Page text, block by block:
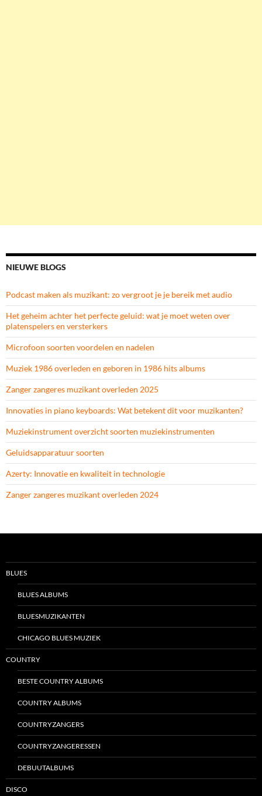
NIEUWE BLOGS
Podcast maken als muzikant: zo vergroot je je bereik met audio
Het geheim achter het perfecte geluid: wat je moet weten over
platenspelers en versterkers
Microfoon soorten voordelen en nadelen
Muziek 1986 overleden en geboren in 1986 hits albums
Zanger zangeres muzikant overleden 2025
Innovaties in piano keyboards: Wat betekent dit voor muzikanten?
Muziekinstrument overzicht soorten muziekinstrumenten
Geluidsapparatuur soorten
Azerty: Innovatie en kwaliteit in technologie
Zanger zangeres muzikant overleden 2024
BLUES
BLUES ALBUMS
BLUESMUZIKANTEN
CHICAGO BLUES MUZIEK
COUNTRY
BESTE COUNTRY ALBUMS
COUNTRY ALBUMS
COUNTRYZANGERS
COUNTRYZANGERESSEN
DEBUUTALBUMS
DISCO